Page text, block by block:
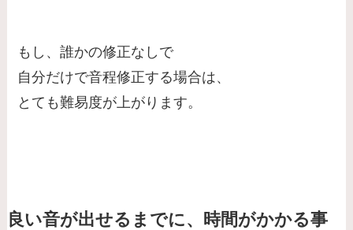
もし、誰かの修正なしで
自分だけで音程修正する場合は、
とても難易度が上がります。
良い音が出せるまでに、時間がかかる事